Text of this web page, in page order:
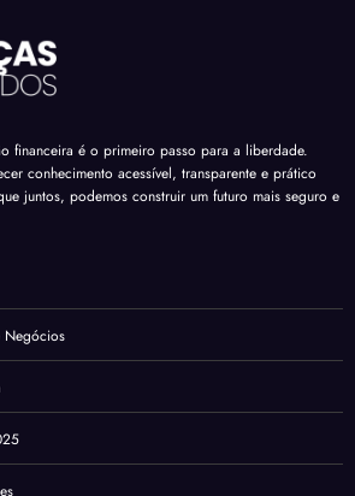
financeira é o primeiro passo para a liberdade.
conhecimento acessível, transparente e prático
juntos, podemos construir um futuro mais seguro e
Negócios